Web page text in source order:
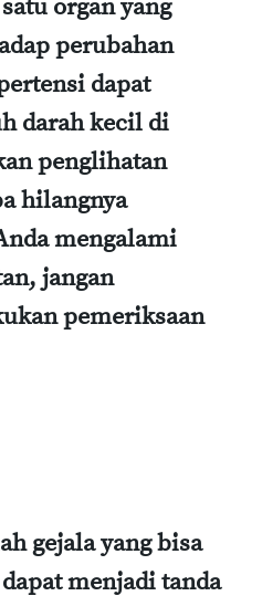
organ yang
perubahan
dapat
darah kecil di
penglihatan
hilangnya
mengalami
jangan
pemeriksaan
gejala yang bisa
menjadi tanda